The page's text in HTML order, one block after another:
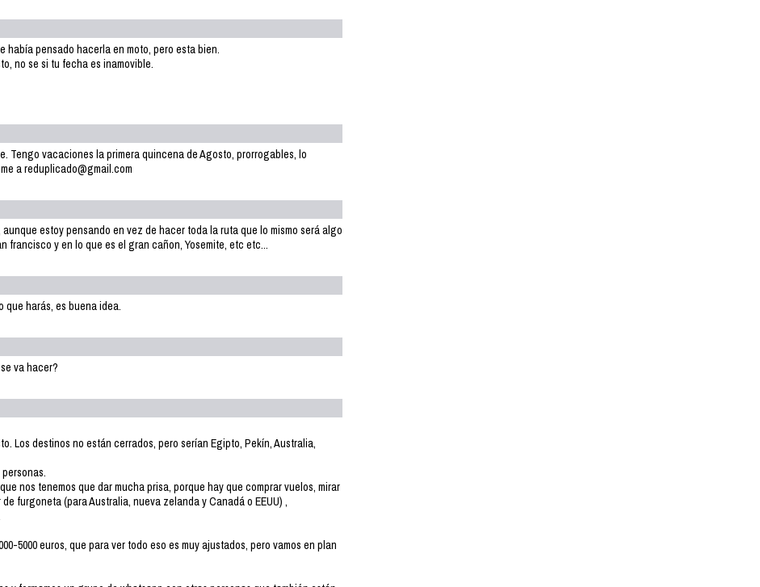
había pensado hacerla en moto, pero esta bien.
no se si tu fecha es inamovible.
Tengo vacaciones la primera quincena de Agosto, prorrogables, lo
a reduplicado@gmail.com
estoy pensando en vez de hacer toda la ruta que lo mismo será algo
francisco y en lo que es el gran cañon, Yosemite, etc etc...
que harás, es buena idea.
va hacer?
Los destinos no están cerrados, pero serían Egipto, Pekín, Australia,
nos tenemos que dar mucha prisa, porque hay que comprar vuelos, mirar
furgoneta (para Australia, nueva zelanda y Canadá o EEUU) ,
5000 euros, que para ver todo eso es muy ajustados, pero vamos en plan